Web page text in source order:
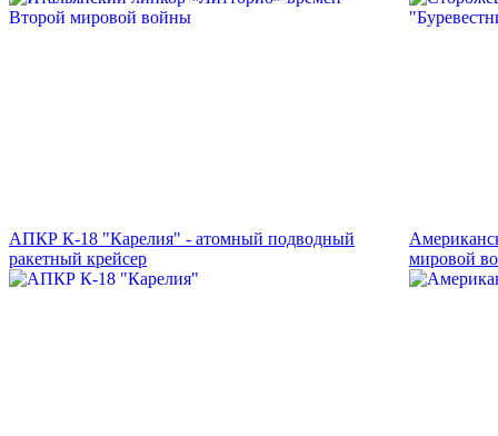
АПКР К-18 "Карелия" - атомный подводный
ракетный крейсер
мировой